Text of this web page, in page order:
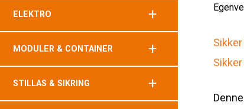
ELEKTRO +
MODULER & CONTAINER +
STILLAS & SIKRING +